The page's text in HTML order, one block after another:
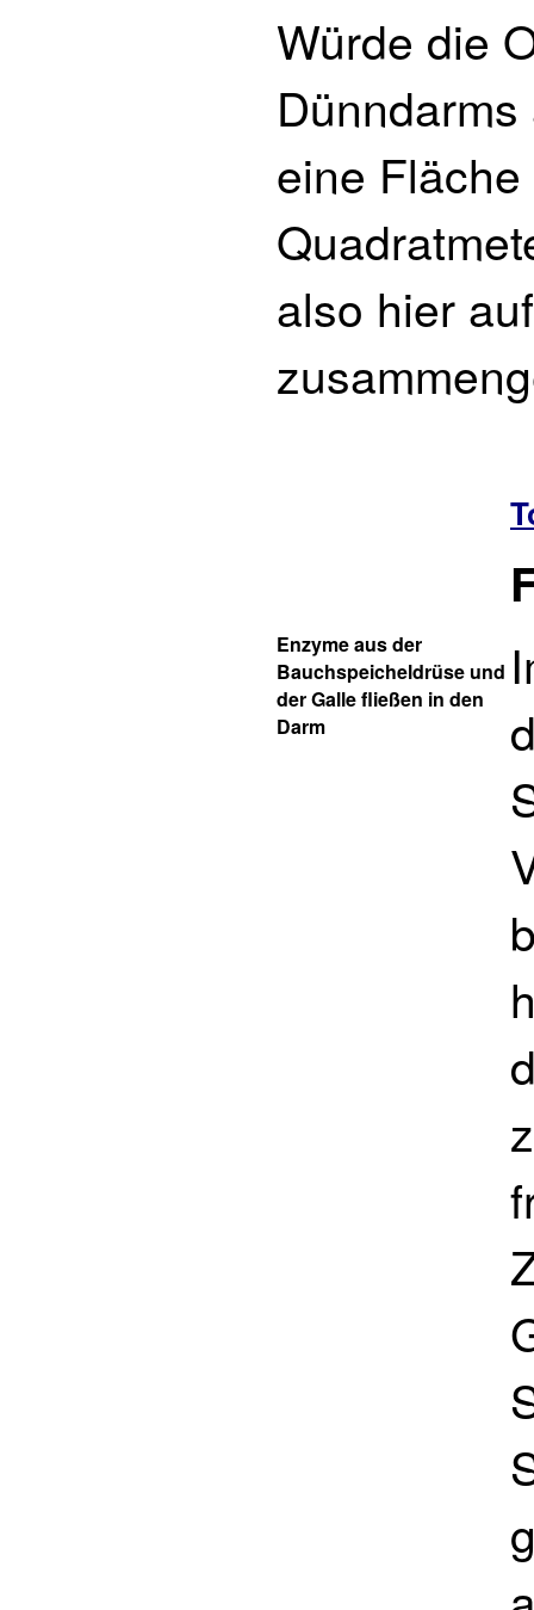
Würde die
eine
also hier
Enzyme aus der
Bauchspeicheldrüse und
der Galle fließen in den
Darm